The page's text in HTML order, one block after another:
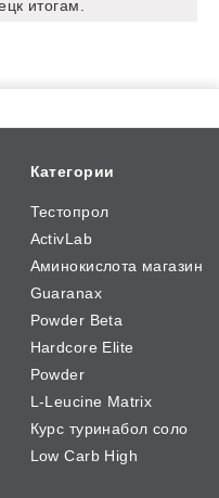
итогам.
Категории
Тестопрол
ActivLab
Аминокислота магазин
Guaranax
Powder Beta
Hardcore Elite
Powder
L-Leucine Matrix
Курс туринабол соло
Low Carb High